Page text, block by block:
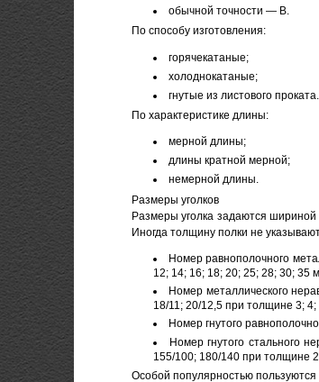
обычной точности — B.
По способу изготовления:
горячекатаные;
холоднокатаные;
гнутые из листового проката.
По характеристике длины:
мерной длины;
длины кратной мерной;
немерной длины.
Размеры уголков
Размеры уголка задаются
Иногда толщину полки не
Номер равнополочного
12; 14; 16; 18; 20; 25; 28; 30; 35
Номер металлического
18/11; 20/12,5 при толщине 3;
Номер гнутого
Номер гнутого стального
155/100; 180/140 при толщине
Особой популярностью